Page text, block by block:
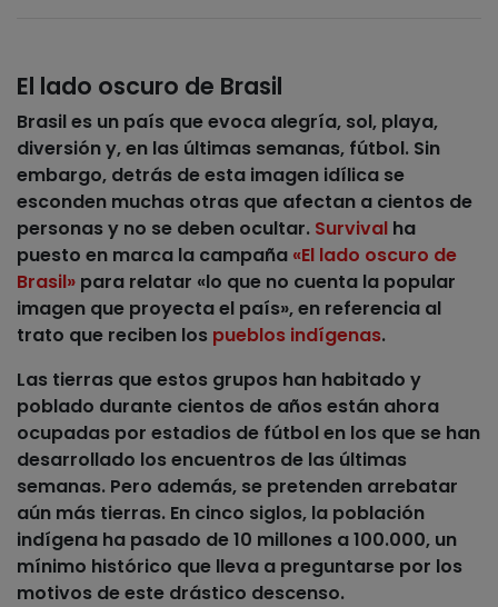
El lado oscuro de Brasil
Brasil es un país que evoca alegría, sol, playa,
diversión y, en las últimas semanas, fútbol. Sin
embargo, detrás de esta imagen idílica se
esconden muchas otras que afectan a cientos de
personas y no se deben ocultar. Survival ha
puesto en marca la campaña «El lado oscuro de
Brasil» para relatar «lo que no cuenta la popular
imagen que proyecta el país», en referencia al
trato que reciben los pueblos indígenas.
Las tierras que estos grupos han habitado y
poblado durante cientos de años están ahora
ocupadas por estadios de fútbolen los que se han
desarrollado los encuentros de las últimas
semanas. Pero además, se pretenden arrebatar
aún más tierras. En cinco siglos, la población
indígena ha pasado de 10 millones a 100.000, un
mínimo histórico que lleva a preguntarse por los
motivos de este drástico descenso.